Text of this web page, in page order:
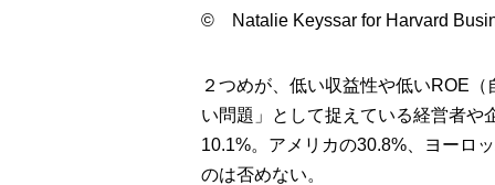
© Natalie Keyssar for Harvard
２つめが、低い収益性や低いROE
い問題」として捉えている経営者や
10.1%。アメリカの30.8%、ヨーロ
のは否めない。